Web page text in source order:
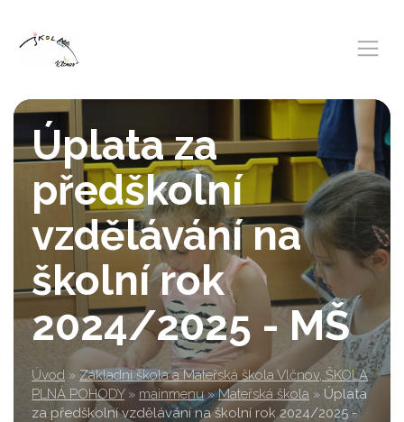
Úplata za
předškolní
vzdělávání na
školní rok
2024/2025 - MŠ
Úvod » Základní škola a Mateřská škola Vlčnov, ŠKOLA
PLNÁ POHODY » mainmenu » Mateřská škola » Úplata
za předškolní vzdělávání na školní rok 2024/2025 -